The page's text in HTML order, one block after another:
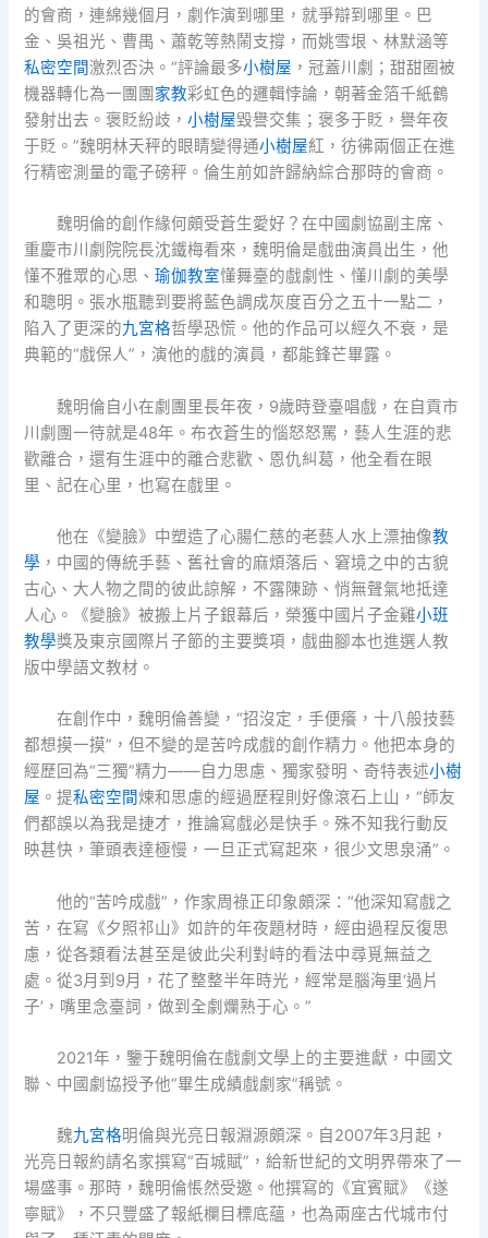
的會商，連綿幾個月，劇作演到哪里，就爭辯到哪里。巴
金、吳祖光、曹禺、蕭乾等熱鬧支撐，而姚雪垠、林默涵等
私密空間激烈否決。“評論最多小樹屋 ，冠蓋川劇；甜甜圈被
機器轉化為一團團 家教彩虹色的邏輯悖論，朝著金箔千紙鶴
發射出去。褒貶紛歧，小樹屋毀譽交集；褒多于貶，譽年夜
于貶。”魏明林天秤的眼睛變得通小樹屋紅，彷彿兩個正在進
行精密測量的電子磅秤。倫生前如許歸納綜合那時的會商。
魏明倫的創作緣何頗受蒼生愛好？在中國劇協副主席、
重慶市川劇院院長沈鐵梅看來，魏明倫是戲曲演員出生，他
懂不雅眾的心思、瑜伽教室懂舞臺的戲劇性、懂川劇的美學
和聰明。張水瓶聽到要將藍色調成灰度百分之五十一點二，
陷入了更深的九宮格哲學恐慌。他的作品可以經久不衰，是
典範的“戲保人”，演他的戲的演員，都能鋒芒畢露。
魏明倫自小在劇團里長年夜，9歲時登臺唱戲，在自貢市
川劇團一待就是48年。布衣蒼生的惱怒怒罵，藝人生涯的悲
歡離合，還有生涯中的離合悲歡、恩仇糾葛，他全看在眼
里、記在心里，也寫在戲里。
他在《變臉》中塑造了心腸仁慈的老藝人水上漂抽像教
學 ，中國的傳統手藝、舊社會的麻煩落后、窘境之中的古貌
古心、大人物之間的彼此諒解，不露陳跡、悄無聲氣地抵達
人心。《變臉》被搬上片子銀幕后，榮獲中國片子金雞小班
教學獎及東京國際片子節的主要獎項，戲曲腳本也進選人教
版中學語文教材。
在創作中，魏明倫善變，“招沒定，手便癢，十八般技藝
都想摸一摸”，但不變的是苦吟成戲的創作精力。他把本身的
經歷回為“三獨”精力——自力思慮、獨家發明、奇特表述小樹
屋 。提私密空間煉和思慮的經過歷程則好像滾石上山，“師友
們都誤以為我是捷才，推論寫戲必是快手。殊不知我行動反
映甚快，筆頭表達極慢，一旦正式寫起來，很少文思泉涌”。
他的“苦吟成戲”，作家周祿正印象頗深：“他深知寫戲之
苦，在寫《夕照祁山》如許的年夜題材時，經由過程反復思
慮，從各類看法甚至是彼此尖利對峙的看法中尋覓無益之
處。從3月到9月，花了整整半年時光，經常是腦海里‘過片
子’，嘴里念臺詞，做到全劇爛熟于心。”
2021年，鑒于魏明倫在戲劇文學上的主要進獻，中國文
聯、中國劇協授予他“畢生成績戲劇家”稱號。
魏九宮格明倫與光亮日報淵源頗深。自2007年3月起，
光亮日報約請名家撰寫“百城賦”，給新世紀的文明界帶來了一
場盛事。那時，魏明倫悵然受邀。他撰寫的《宜賓賦》《遂
寧賦》，不只豐盛了報紙欄目標底蘊，也為兩座古代城市付